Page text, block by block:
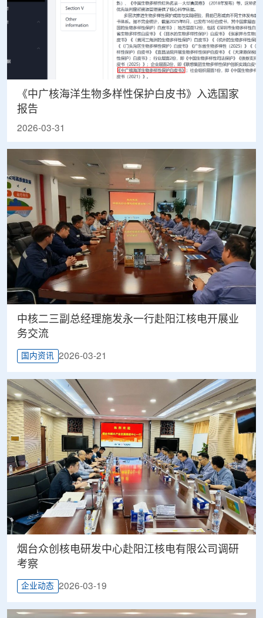
《中广核海洋生物多样性保护白皮书》入选国家
报告
2026-03-31
中核二三副总经理施发永一行赴阳江核电开展业
务交流
国内资讯 2026-03-21
烟台众创核电研发中心赴阳江核电有限公司调研
考察
企业动态 2026-03-19